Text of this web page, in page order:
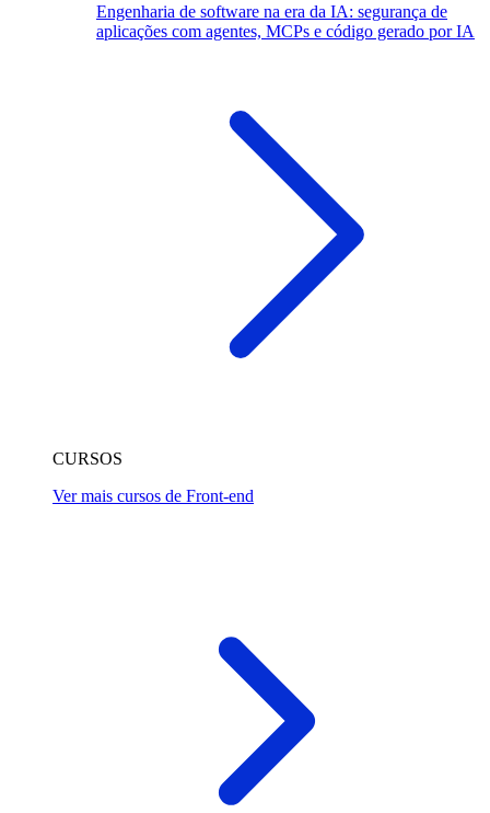
Engenharia de software na era da IA: segurança de
aplicações com agentes, MCPs e código gerado por IA
CURSOS
Ver mais cursos de Front-end